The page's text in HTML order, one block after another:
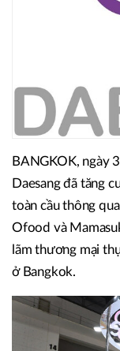
BANGKOK, ngày
Daesang đã tăng
toàn cầu thông
Ofood và
lãm thương mại
ở Bangkok.